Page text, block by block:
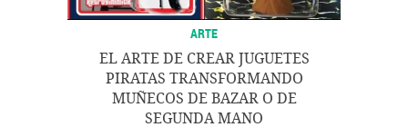
ARTE
EL ARTE DE CREAR JUGUETES
PIRATAS TRANSFORMANDO
MUÑECOS DE BAZAR O DE
SEGUNDA MANO